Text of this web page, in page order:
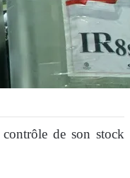
de son stock